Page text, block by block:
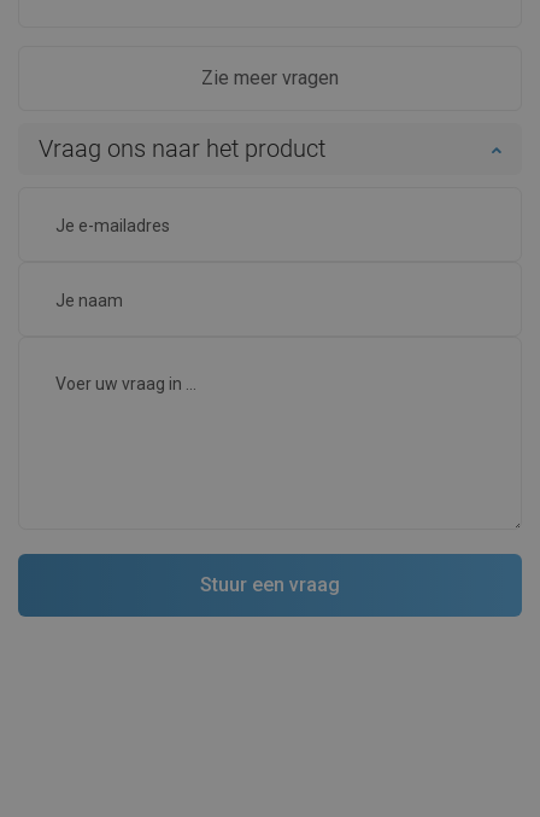
Zie meer vragen
Vraag ons naar het product